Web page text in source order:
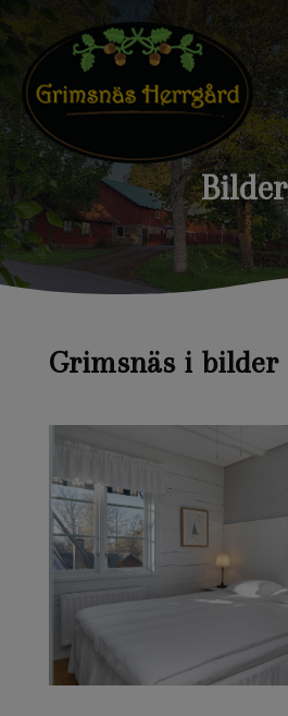
Bilder
Grimsnäs i bilder